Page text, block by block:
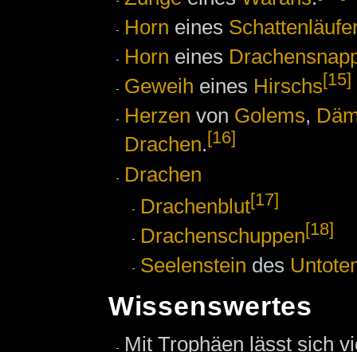
Horn eines
Horn eines
Geweih eines Hirschs[15]
Herzen von Golems,
Drachen.[16]
Drachen
Drachenblut[17]
Drachenschuppen[18]
Seelenstein des
Wissenswertes
Mit Trophäen lässt sich